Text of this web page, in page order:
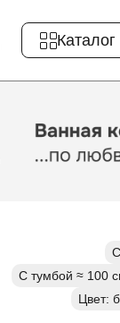
Каталог
С тумбой ≈ 100
Цвет: